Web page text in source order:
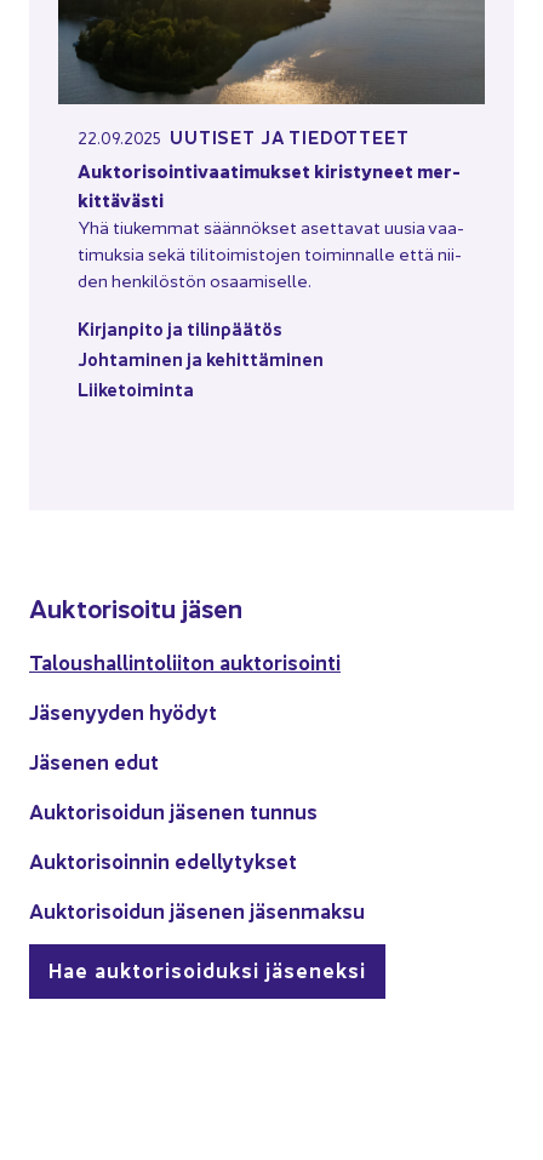
Auk­to­ri­soi­tu jäsen
Ta­lous­hal­lin­to­lii­ton auk­to­ri­soin­ti
Jä­se­nyy­den hyö­dyt
Jä­se­nen edut
Auk­to­ri­soi­dun jä­se­nen tun­nus
Auk­to­ri­soin­nin edel­ly­tyk­set
Auk­to­ri­soi­dun jä­se­nen jä­sen­mak­su
Hae auk­to­ri­soi­duk­si jä­se­nek­si
22.09.2025 UU­TI­SET JA TIE­DOT­TEET
Auk­to­ri­soin­ti­vaa­ti­muk­set ki­ris­ty­neet mer­
kit­tä­väs­ti
Yhä tiu­kem­mat sään­nök­set aset­ta­vat uusia vaa­
ti­muk­sia sekä ti­li­toi­mis­to­jen toi­min­nal­le että nii­
den hen­ki­lös­tön osaa­mi­sel­le.
Kir­jan­pi­to ja ti­lin­pää­tös
Joh­ta­mi­nen ja ke­hit­tä­mi­nen
Lii­ke­toi­min­ta